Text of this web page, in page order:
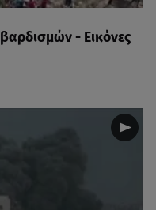
- Εικόνες